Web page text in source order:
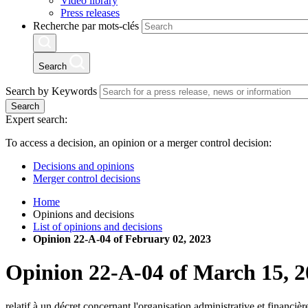
Press releases
Recherche par mots-clés
Search
Search by Keywords
Search
Expert search:
To access a decision, an opinion or a merger control decision:
Decisions and opinions
Merger control decisions
Home
Opinions and decisions
List of opinions and decisions
Opinion 22-A-04 of February 02, 2023
Opinion 22-A-04 of March 15,